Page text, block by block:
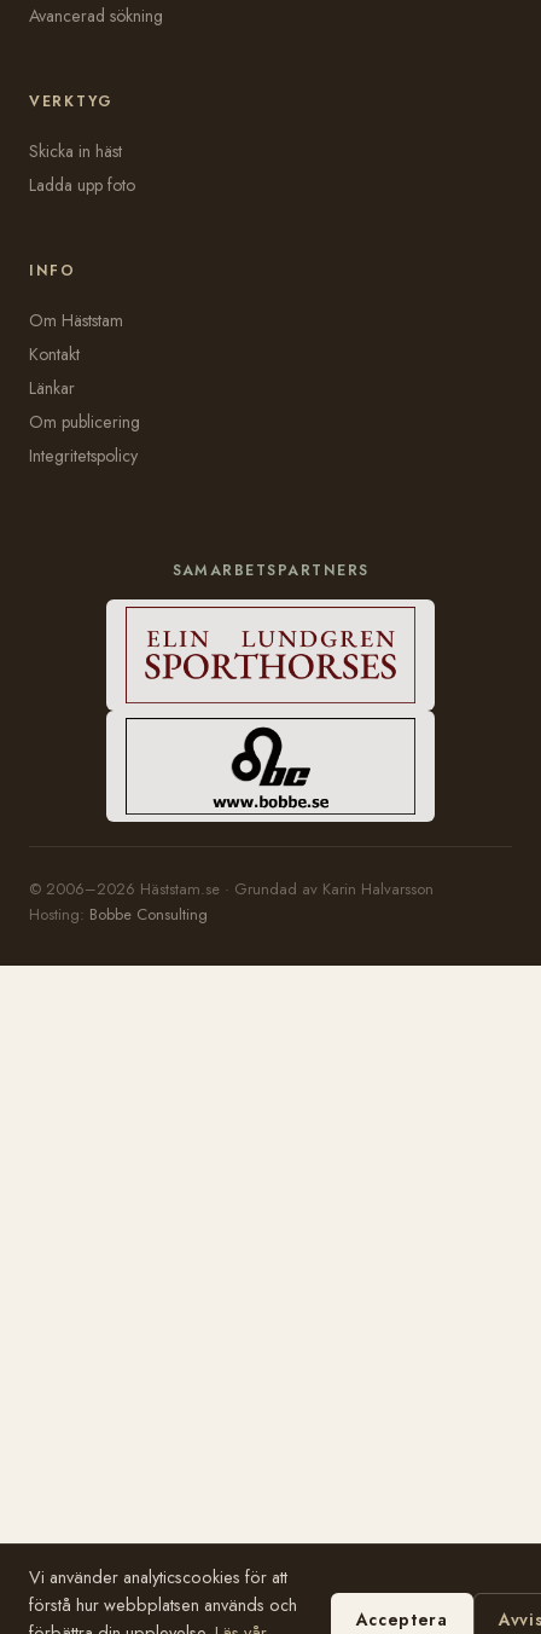
Avancerad sökning
VERKTYG
Skicka in häst
Ladda upp foto
INFO
Om Häststam
Kontakt
Länkar
Om publicering
Integritetspolicy
SAMARBETSPARTNERS
© 2006–2026 Häststam.se · Grundad av Karin Halvarsson
Hosting: Bobbe Consulting
Vi använder analyticscookies för att
förstå hur webbplatsen används och
Acceptera